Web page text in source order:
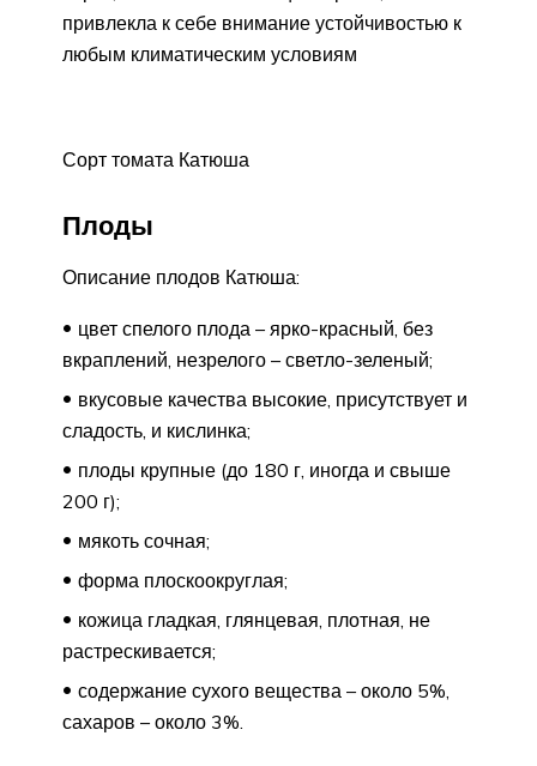
привлекла к себе внимание устойчивостью к
любым климатическим условиям
Сорт томата Катюша
Плоды
Описание плодов Катюша:
цвет спелого плода – ярко-красный, без
вкраплений, незрелого – светло-зеленый;
вкусовые качества высокие, присутствует и
сладость, и кислинка;
плоды крупные (до 180 г, иногда и свыше
200 г);
мякоть сочная;
форма плоскоокруглая;
кожица гладкая, глянцевая, плотная, не
растрескивается;
содержание сухого вещества – около 5%,
сахаров – около 3%.